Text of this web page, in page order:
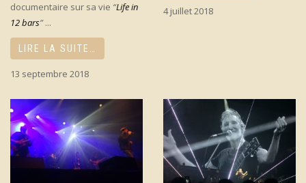
documentaire sur sa vie “Life in
12 bars”...
LIRE LA SUITE…
13 septembre 2018
4 juillet 2018